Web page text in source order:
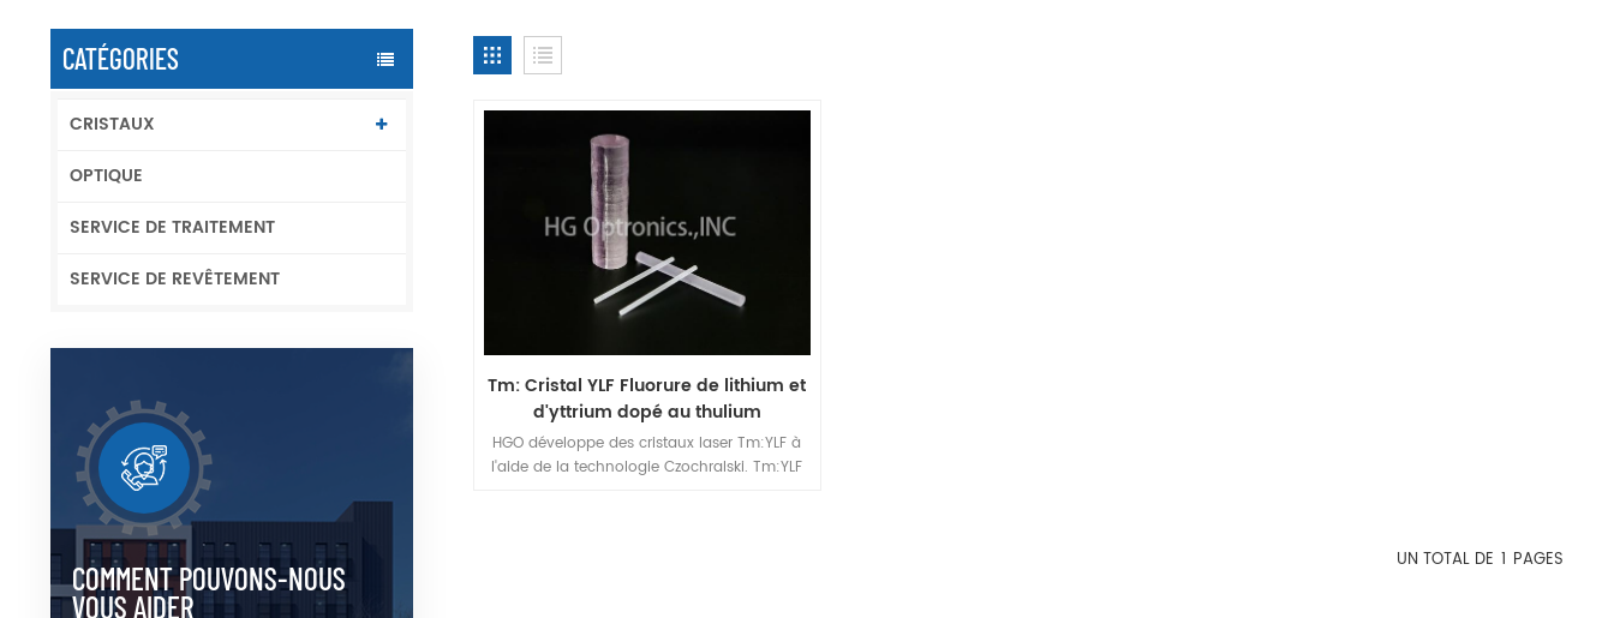
CATÉGORIES
CRISTAUX
OPTIQUE
SERVICE DE TRAITEMENT
SERVICE DE REVÊTEMENT
COMMENT POUVONS-NOUS
VOUS AIDER
Tm: Cristal YLF Fluorure de lithium et
d'yttrium dopé au thulium
HGO développe des cristaux laser Tm:YLF à
l'aide de la technologie Czochralski. Tm:YLF
UN TOTAL DE 1 PAGES